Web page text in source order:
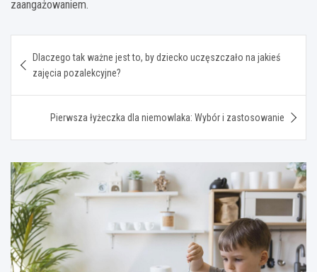
zaangażowaniem.
wpisu
Dlaczego tak ważne jest to, by dziecko uczęszczało na jakieś
zajęcia pozalekcyjne?
Pierwsza łyżeczka dla niemowlaka: Wybór i zastosowanie